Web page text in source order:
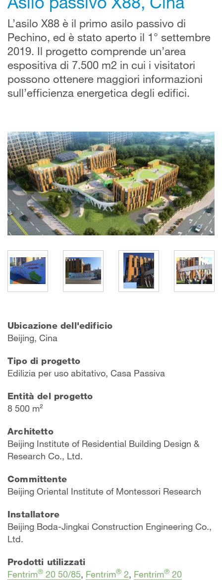
L’asilo X88 è il primo asilo passivo di
Pechino, ed è stato aperto il 1° settembre
2019. Il progetto comprende un’area
espositiva di 7.500 m2 in cui i visitatori
possono ottenere maggiori informazioni
sull’efficienza energetica degli edifici.
Ubicazione dell'edificio
Beijing, Cina
Tipo di progetto
Edilizia per uso abitativo, Casa Passiva
Entità del progetto
8 500 m²
Architetto
Beijing Institute of Residential Building Design &
Research Co., Ltd.
Committente
Beijing Oriental Institute of Montessori Research
Installatore
Beijing Boda-Jingkai Construction Engineering Co.,
Ltd.
Prodotti utilizzati
Fentrim® 20 50/85, Fentrim® 2, Fentrim® 20